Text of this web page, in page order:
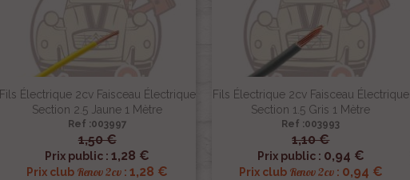
Fils Électrique 2cv Faisceau Électrique
Section 2.5 Jaune 1 Mètre
Ref :003997
1,50 €
Prix public :1,28 €
Prix club Renov 2cv :1,28 €
 Aperçu rapide
Fils Électrique 2cv Faisceau Électrique
Section 1.5 Gris 1 Mètre
Ref :003993
1,10 €
Prix public : 0,94 €
Prix club Renov 2cv: 0,94 €
 Aperçu rapide